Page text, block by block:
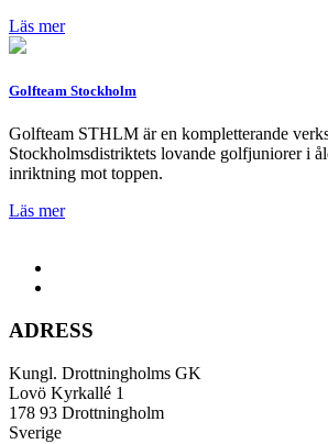
Läs mer
Golfteam Stockholm
Golfteam STHLM är en kompletterande
Stockholmsdistriktets lovande golfjuniorer i
inriktning mot toppen.
Läs mer
ADRESS
Kungl. Drottningholms GK
Lovö Kyrkallé 1
178 93 Drottningholm
Sverige